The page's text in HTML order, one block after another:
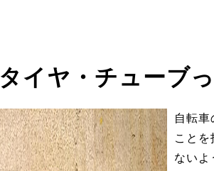
タイヤ・チューブ
自転
こと
ないよ